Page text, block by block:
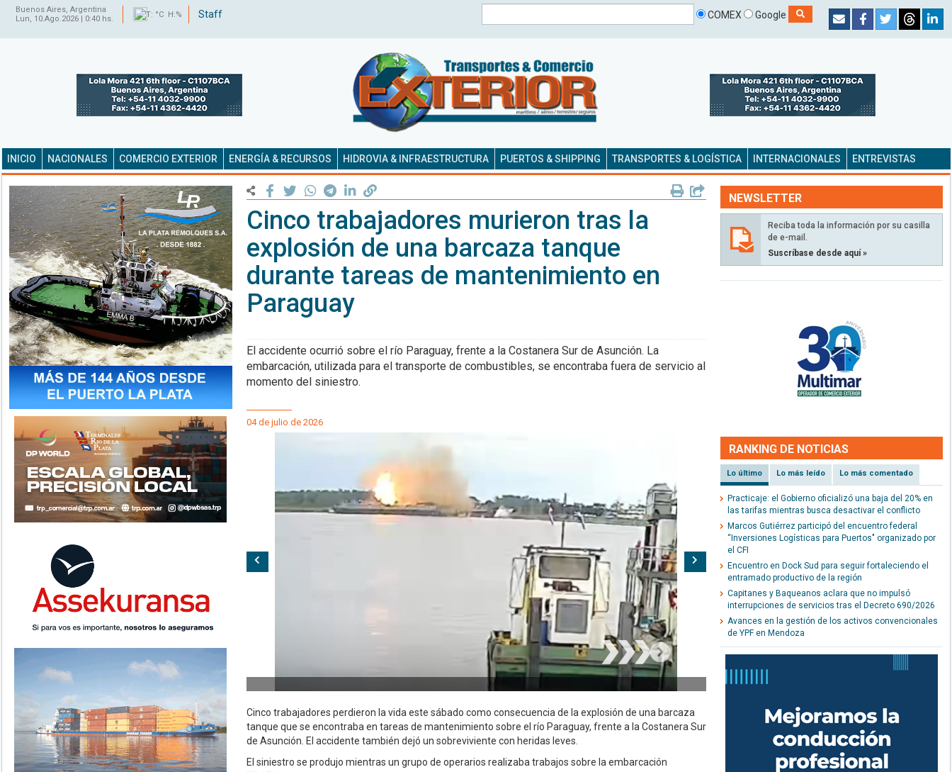
Buenos Aires, Argentina
Lun, 10.Ago.2026 | 0:40 hs.
T: °C H:% Staff COMEX Google
INICIO NACIONALES COMERCIO EXTERIOR ENERGÍA & RECURSOS HIDROVIA & INFRAESTRUCTURA PUERTOS & SHIPPING TRANSPORTES & LOGÍSTICA INTERNACIONALES ENTREVISTAS
Cinco trabajadores murieron tras la
explosión de una barcaza tanque
durante tareas de mantenimiento en
Paraguay
El accidente ocurrió sobre el río Paraguay, frente a la Costanera Sur de Asunción. La
embarcación, utilizada para el transporte de combustibles, se encontraba fuera de servicio al
momento del siniestro.
04 de julio de 2026
Siguiente
Cinco trabajadores perdieron la vida este sábado como consecuencia de la explosión de una barcaza
tanque que se encontraba en tareas de mantenimiento sobre el río Paraguay, frente a la Costanera Sur
de Asunción. El accidente también dejó un sobreviviente con heridas leves.
El siniestro se produjo mientras un grupo de operarios realizaba trabajos sobre la embarcación
NEWSLETTER
Reciba toda la información por su casilla
de e-mail.
Suscríbase desde aquí »
RANKING DE NOTICIAS
Lo último Lo más leído Lo más comentado
Practicaje: el Gobierno oficializó una baja del 20% en
las tarifas mientras busca desactivar el conflicto
Marcos Gutiérrez participó del encuentro federal
“Inversiones Logísticas para Puertos" organizado por
el CFI
Encuentro en Dock Sud para seguir fortaleciendo el
entramado productivo de la región
Capitanes y Baqueanos aclara que no impulsó
interrupciones de servicios tras el Decreto 690/2026
Avances en la gestión de los activos convencionales
de YPF en Mendoza